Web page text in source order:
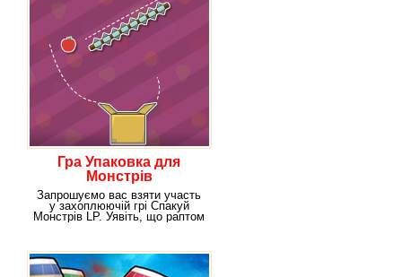
Гра Упаковка для
Монстрів
Запрошуємо вас взяти участь
у захоплюючій грі Спакуй
Монстрів LP. Уявіть, що раптом